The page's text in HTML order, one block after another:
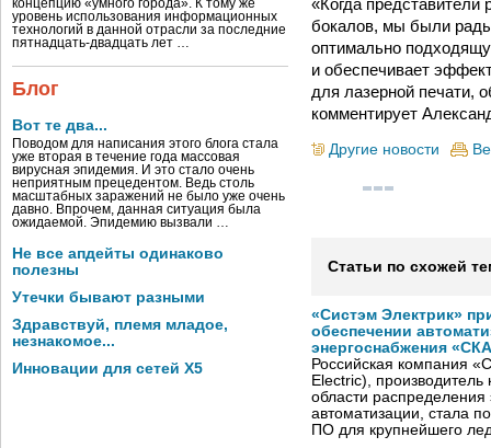
концепцию «умного города». К тому же
уровень использования информационных
технологий в данной отрасли за последние
пятнадцать-двадцать лет …
Блог
Вот те два...
Поводом для написания этого блога стала
уже вторая в течение года массовая
вирусная эпидемия. И это стало очень
неприятным прецедентом. Ведь столь
масштабных заражений не было уже очень
давно. Впрочем, данная ситуация была
ожидаемой. Эпидемию вызвали …
Не все апдейты одинаково
полезны
Утечки бывают разными
Здравствуй, племя младое,
незнакомое...
Инновации для сетей X5
бокалов, мы были
оптимально
и обеспечивает
для лазерной печати,
комментирует
Другие новости
Статьи по схожей
«Систэм Электрик»
обеспечении
энергоснабжения
Российская компания
Electric),
области распределения
автоматизации, стала
ПО для крупнейшего